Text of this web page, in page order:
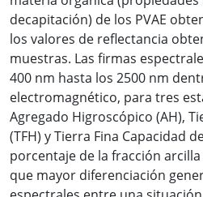
decapitación) de los PVAE
los valores de reflectancia
muestras. Las firmas
400 nm hasta los 2500 nm
electromagnético, para tres
Agregado Higroscópico (AH),
(TFH) y Tierra Fina Capacidad
porcentaje de la fracción
que mayor diferenciación